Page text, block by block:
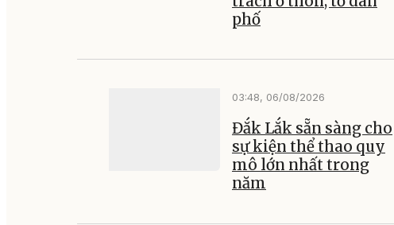
phố
03:48, 06/08/2026
Đắk Lắk sẵn sàng cho
sự kiện thể thao quy
mô lớn nhất trong
năm